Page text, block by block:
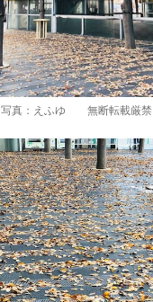
写真：えふゆ 無断転載厳禁